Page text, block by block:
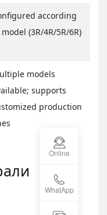
according
(3R/4R/5R/6R)
models
supports
production
Online
WhatApp